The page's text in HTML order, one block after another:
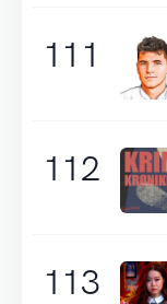
111
112
113